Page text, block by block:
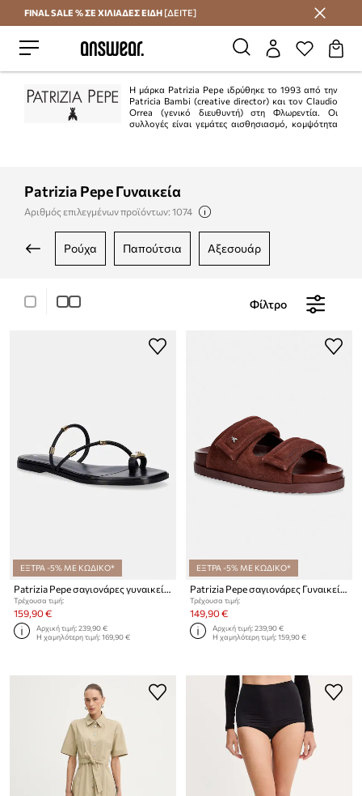
Εξοικονομήστε με το Answear Club
FINAL SALE % ΣΕ ΧΙΛΙΑΔΕΣ ΕΙΔΗ [ΔΕΙΤΕ]
Η μάρκα Patrizia Pepe ιδρύθηκε το 1993 από την
Patricia Bambi (creative director) και τον Claudio
Orrea (γενικό διευθυντή) στη Φλωρεντία. Οι
συλλογές είναι γεμάτες αισθησιασμό, κομψότητα
Patrizia Pepe Γυναικεία
Αριθμός επιλεγμένων προϊόντων: 1074
ρούχα παπούτσια αξεσουάρ
Φίλτρο
ΕΞΤΡΑ -5% ΜΕ ΚΩΔΙΚΟ*
Patrizia Pepe σαγιονάρες γυναικείες δερμάτινες
Τρέχουσα τιμή:
159,90 €
Αρχική τιμή:239,90 €
Η χαμηλότερη τιμή:169,90 €
ΕΞΤΡΑ -5% ΜΕ ΚΩΔΙΚΟ*
Patrizia Pepe σαγιονάρες Γυναικείες σουέτ
Τρέχουσα τιμή:
149,90 €
Αρχική τιμή:239,90 €
Η χαμηλότερη τιμή:159,90 €